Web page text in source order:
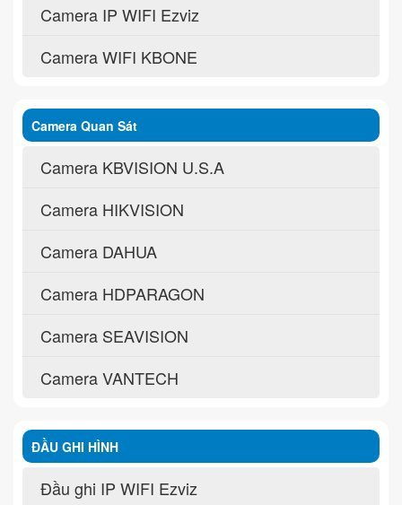
Camera IP WIFI Ezviz
Camera WIFI KBONE
Camera Quan Sát
Camera KBVISION U.S.A
Camera HIKVISION
Camera DAHUA
Camera HDPARAGON
Camera SEAVISION
Camera VANTECH
ĐẦU GHI HÌNH
Đầu ghi IP WIFI Ezviz